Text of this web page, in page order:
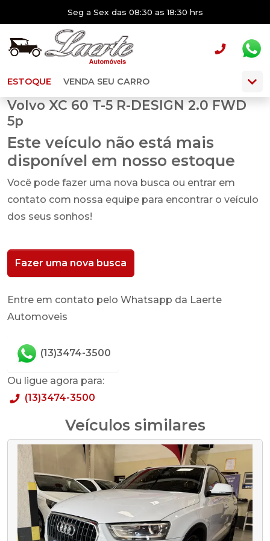
Seg a Sex das 08:30 as 18:30 hrs
ESTOQUE VENDA SEU CARRO
Volvo XC 60 T-5 R-DESIGN 2.0 FWD
5p
Este veículo não está mais
disponível em nosso estoque
Você pode fazer uma nova busca ou entrar em
contato com nossa equipe para encontrar o veículo
dos seus sonhos!
Fazer uma nova busca
Entre em contato pelo Whatsapp da Laerte
Automoveis
(13)3474-3500
Ou ligue agora para:
(13)3474-3500
Veículos similares